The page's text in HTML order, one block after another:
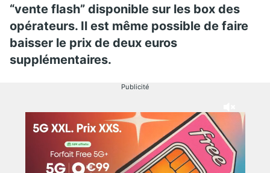
“vente flash” disponible sur les box des
opérateurs. Il est même possible de faire
baisser le prix de deux euros
supplémentaires.
Publicité